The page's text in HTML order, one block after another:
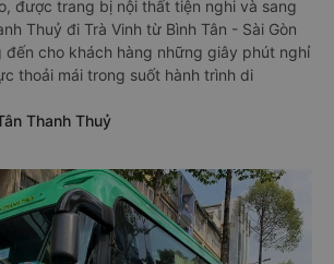
được trang bị nội thất tiện nghi và sang
Thuỷ đi Trà Vinh từ Bình Tân - Sài Gòn
đến cho khách hàng những giây phút nghỉ
thoải mái trong suốt hành trình di
Thanh Thuỷ